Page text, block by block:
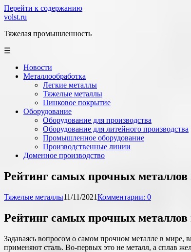
Перейти к содержанию
volst.ru
Тяжелая промышленность
☰
Новости
Металлообработка
Легкие металлы
Тяжелые металлы
Цинковое покрытие
Оборудование
Оборудование для производства
Оборудование для литейного производства
Промышленное оборудование
Производственные линии
Доменное производство
Рейтинг самых прочных
Тяжелые металлы11/11/2021Комментарии: 0
Рейтинг самых прочных
Задаваясь вопросом о самом прочном металле в мире,
применяют сталь. Во-первых это не металл, а сплав